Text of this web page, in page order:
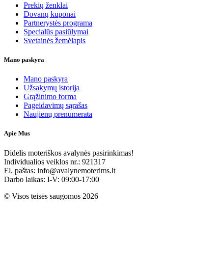
Prekių ženklai
Dovanų kuponai
Partnerystės programa
Specialūs pasiūlymai
Svetainės žemėlapis
Mano paskyra
Mano paskyra
Užsakymų istorija
Grąžinimo forma
Pageidavimų sąrašas
Naujienų prenumerata
Apie Mus
Didelis moteriškos avalynės pasirinkimas!
Individualios veiklos nr.: 921317
El. paštas: info@avalynemoterims.lt
Darbo laikas: I-V: 09:00-17:00
© Visos teisės saugomos 2026